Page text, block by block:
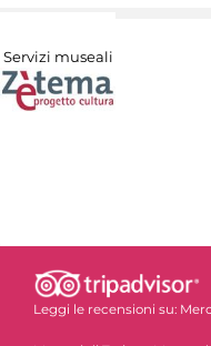
Servizi museali
Leggi le recensioni su: